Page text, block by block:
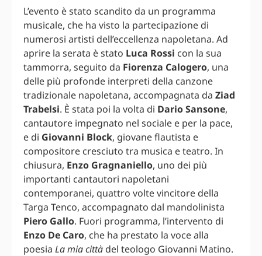
L’evento è stato scandito da un programma
musicale, che ha visto la partecipazione di
numerosi artisti dell’eccellenza napoletana. Ad
aprire la serata è stato Luca Rossi con la sua
tammorra, seguito da Fiorenza Calogero, una
delle più profonde interpreti della canzone
tradizionale napoletana, accompagnata da Ziad
Trabelsi. È stata poi la volta di Dario Sansone,
cantautore impegnato nel sociale e per la pace,
e di Giovanni Block, giovane flautista e
compositore cresciuto tra musica e teatro. In
chiusura, Enzo Gragnaniello, uno dei più
importanti cantautori napoletani
contemporanei, quattro volte vincitore della
Targa Tenco, accompagnato dal mandolinista
Piero Gallo. Fuori programma, l’intervento di
Enzo De Caro, che ha prestato la voce alla
poesia La mia città del teologo Giovanni Matino.